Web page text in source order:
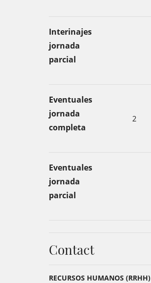
Interinajes
jornada
parcial
Eventuales
jornada
completa
2
Eventuales
jornada
parcial
Contact
RECURSOS HUMANOS (RRHH)